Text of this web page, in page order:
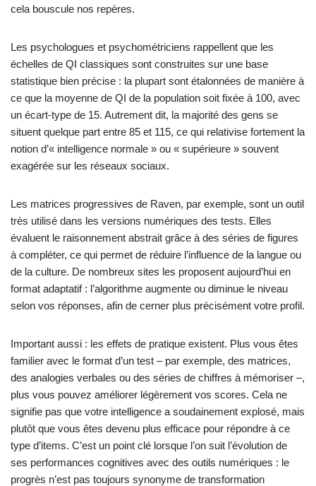
cela bouscule nos repères.
Les psychologues et psychométriciens rappellent que les
échelles de QI classiques sont construites sur une base
statistique bien précise : la plupart sont étalonnées de manière à
ce que la moyenne de QI de la population soit fixée à 100, avec
un écart‑type de 15. Autrement dit, la majorité des gens se
situent quelque part entre 85 et 115, ce qui relativise fortement la
notion d’« intelligence normale » ou « supérieure » souvent
exagérée sur les réseaux sociaux.
Les matrices progressives de Raven, par exemple, sont un outil
très utilisé dans les versions numériques des tests. Elles
évaluent le raisonnement abstrait grâce à des séries de figures
à compléter, ce qui permet de réduire l’influence de la langue ou
de la culture. De nombreux sites les proposent aujourd’hui en
format adaptatif : l’algorithme augmente ou diminue le niveau
selon vos réponses, afin de cerner plus précisément votre profil.
Important aussi : les effets de pratique existent. Plus vous êtes
familier avec le format d’un test – par exemple, des matrices,
des analogies verbales ou des séries de chiffres à mémoriser –,
plus vous pouvez améliorer légèrement vos scores. Cela ne
signifie pas que votre intelligence a soudainement explosé, mais
plutôt que vous êtes devenu plus efficace pour répondre à ce
type d’items. C’est un point clé lorsque l’on suit l’évolution de
ses performances cognitives avec des outils numériques : le
progrès n’est pas toujours synonyme de transformation